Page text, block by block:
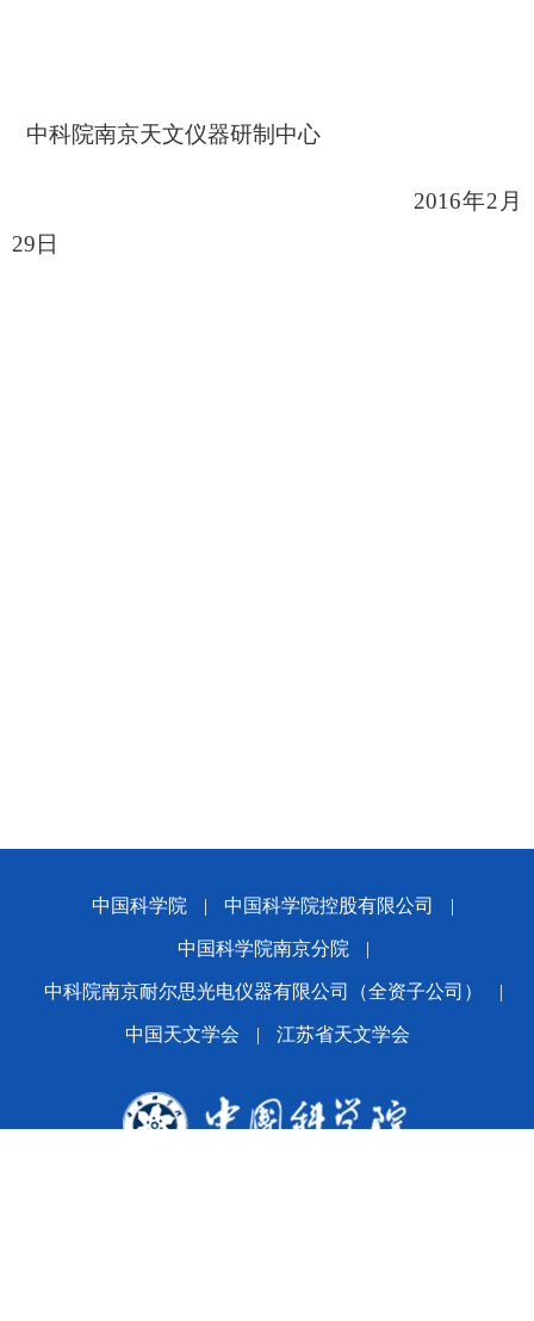
中科院南京天文仪器研制中心
2016年2月
29日
中国科学院 | 中国科学院控股有限公司 |
中国科学院南京分院 |
中科院南京耐尔思光电仪器有限公司（全资子公司） |
中国天文学会 | 江苏省天文学会